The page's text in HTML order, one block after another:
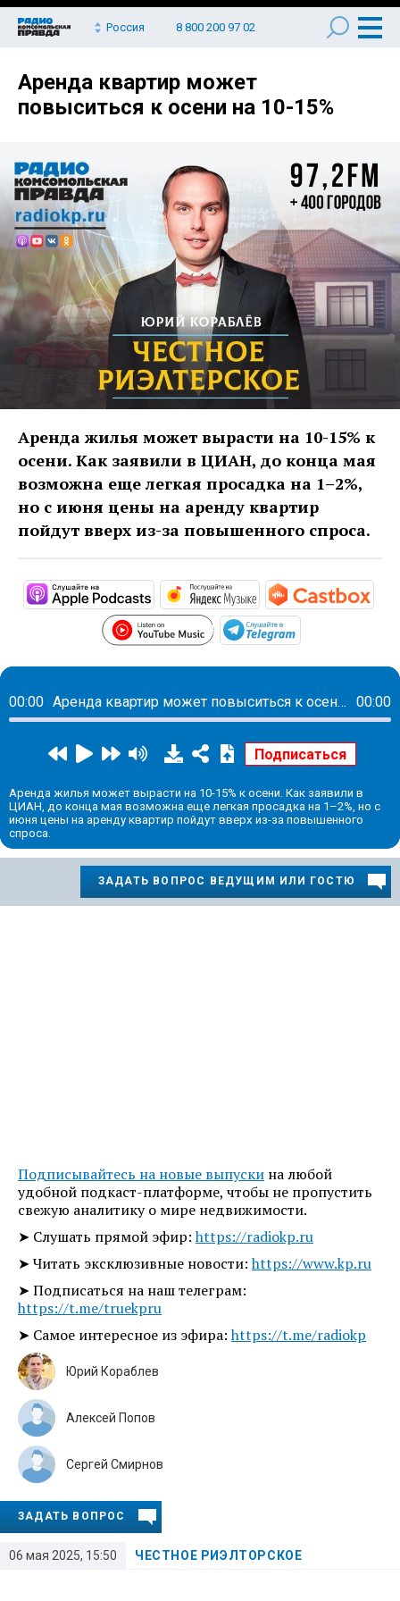
Россия 8 800 200 97 02
Аренда квартир может
повыситься к осени на 10-15%
Аренда жилья может вырасти на 10-15% к
осени. Как заявили в ЦИАН, до конца мая
возможна еще легкая просадка на 1–2%,
но с июня цены на аренду квартир
пойдут вверх из-за повышенного спроса.
https://podcasts.apple.com/ru/
https://
https://www.youtube.com/
00:00 Аренда квартир может повыситься к осени на 10-15% 00:00
Аренда жилья может вырасти на 10-15% к осени. Как заявили в
ЦИАН, до конца мая возможна еще легкая просадка на 1–2%, но с
июня цены на аренду квартир пойдут вверх из-за повышенного
спроса.
ЗАДАТЬ ВОПРОС ВЕДУЩИМ ИЛИ ГОСТЮ
Подписывайтесь на новые выпуски на любой
удобной подкаст-платформе, чтобы не пропустить
свежую аналитику о мире недвижимости.
➤ Слушать прямой эфир:https://radiokp.ru
➤ Читать эксклюзивные новости:https://www.kp.ru
➤ Подписаться на наш телеграм:
https://t.me/truekpru
➤ Самое интересное из эфира:https://t.me/radiokp
06 мая 2025, 15:50 ЧЕСТНОЕ РИЭЛТОРСКОЕ
Юрий Кораблев
Алексей Попов
Сергей Смирнов
ЗАДАТЬ ВОПРОС